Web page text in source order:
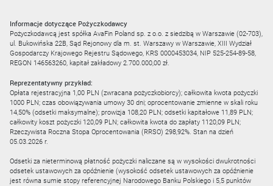
Informacje dotyczące Pożyczkodawcy
Pożyczkodawcą jest spółka AvaFin Poland sp. z o.o. z siedzibą w Warszawie (02-703),
ul. Bukowińska 22B, Sąd Rejonowy dla m. st. Warszawy w Warszawie, XIII Wydział
Gospodarczy Krajowego Rejestru Sądowego, KRS 0000453034, NIP 525-254-89-58,
REGON 146563260, kapitał zakładowy 2.700.000,00 zł.
Reprezentatywny przykład:
Opłata rejestracyjna 1,00 PLN (zwracana pożyczkobiorcy); całkowita kwota pożyczki
1000 PLN; czas obowiązywania umowy 30 dni; oprocentowanie zmienne w skali roku
14,50% (odsetki maksymalne); prowizja 108,20 PLN; odsetki kapitałowe 11,89 PLN;
całkowity koszt pożyczki 120,09 PLN; całkowita kwota do zapłaty 1120,09 PLN;
Rzeczywista Roczna Stopa Oprocentowania (RRSO) 298,92%. Stan na dzień
05.03.2026 r.
Odsetki za nieterminową płatność pożyczki naliczane są w wysokości dwukrotności
odsetek ustawowych za opóźnienie (wysokość odsetek ustawowych za opóźnienie
jest równa sumie stopy referencyjnej Narodowego Banku Polskiego i 5,5 punktów